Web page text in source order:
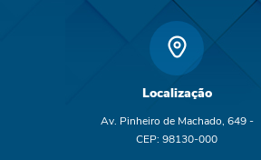
Localização
Av. Pinheiro de Machado, 649 -
CEP: 98130-000